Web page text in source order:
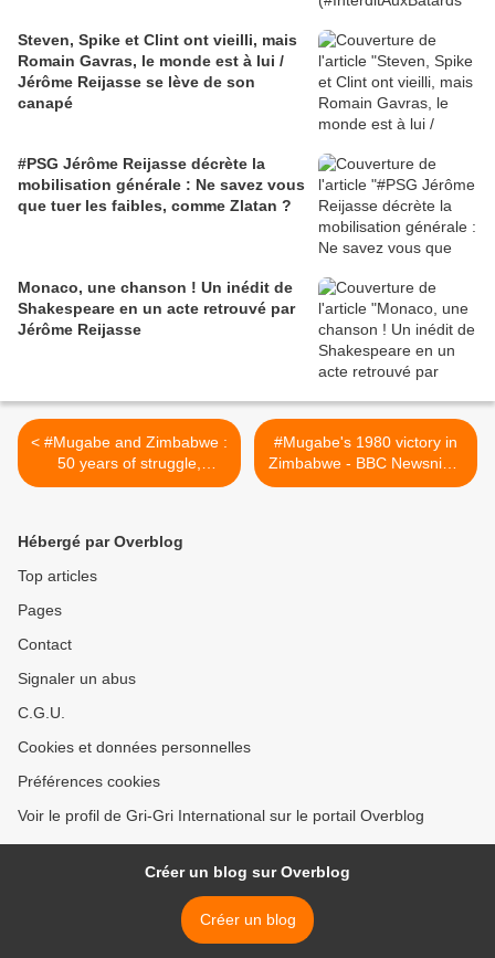
Steven, Spike et Clint ont vieilli, mais
Romain Gavras, le monde est à lui /
Jérôme Reijasse se lève de son
canapé
#PSG Jérôme Reijasse décrète la
mobilisation générale : Ne savez vous
que tuer les faibles, comme Zlatan ?
Monaco, une chanson ! Un inédit de
Shakespeare en un acte retrouvé par
Jérôme Reijasse
< #Mugabe and Zimbabwe :
50 years of struggle,
documentaire anglais
#Mugabe's 1980 victory in
Zimbabwe - BBC Newsnight
Archives (1980) >
Hébergé par Overblog
Top articles
Pages
Contact
Signaler un abus
C.G.U.
Cookies et données personnelles
Préférences cookies
Voir le profil de Gri-Gri International sur le portail Overblog
Créer un blog sur Overblog
Créer un blog